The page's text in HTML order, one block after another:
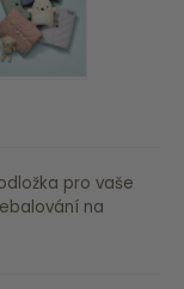
pro vaše
na